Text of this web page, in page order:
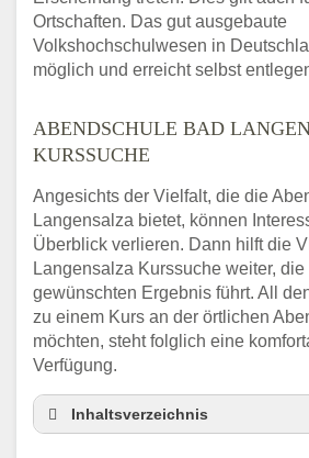
Ortschaften. Das gut ausgebaute
Volkshochschulwesen in
möglich und erreicht selbst
ABENDSCHULE BAD
KURSSUCHE
Angesichts der Vielfalt, die die
Langensalza bietet, können
Überblick verlieren. Dann hilft die
Langensalza Kurssuche weiter,
gewünschten Ergebnis führt. All
zu einem Kurs an der örtlichen
möchten, steht folglich eine
Verfügung.
Inhaltsverzeichnis